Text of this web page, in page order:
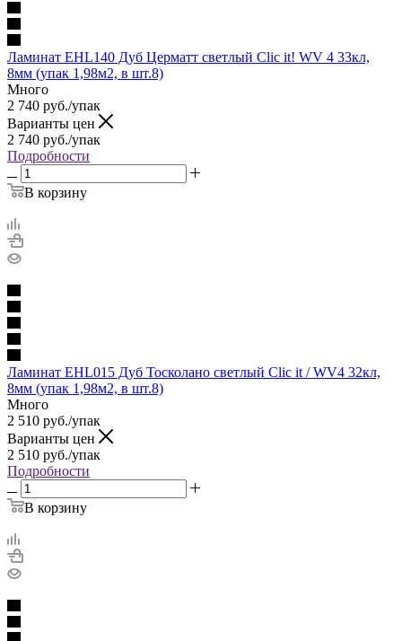
Ламинат EHL140 Дуб Церматт светлый Clic it! WV 4 33кл,
8мм (упак 1,98м2, в шт.8)
Много
2 740 руб./упак
Варианты цен
2 740 руб./упак
Подробности
В корзину
Ламинат EHL015 Дуб Тосколано светлый Clic it / WV4 32кл,
8мм (упак 1,98м2, в шт.8)
Много
2 510 руб./упак
Варианты цен
2 510 руб./упак
Подробности
В корзину